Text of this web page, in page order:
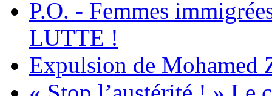
P.O. - Femmes
LUTTE !
Expulsion de Mohamed